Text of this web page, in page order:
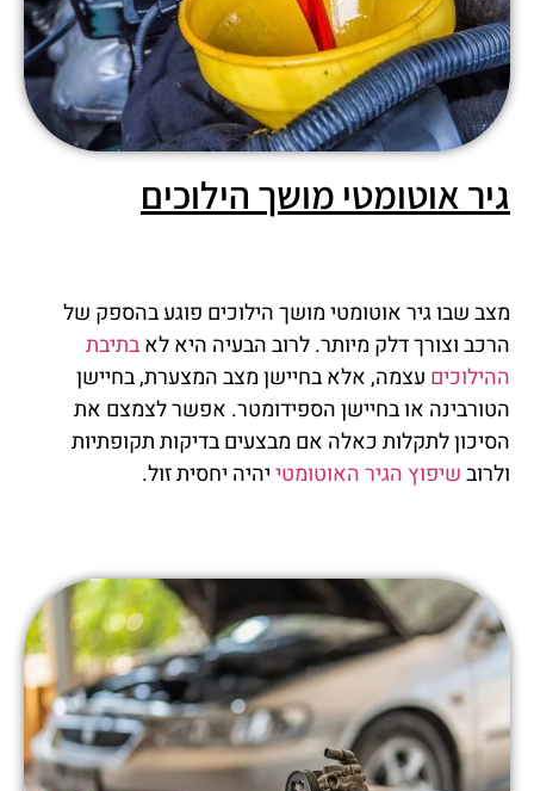
גיר אוטומטי מושך הילוכים
מצב שבו גיר אוטומטי מושך הילוכים פוגע בהספק של
הרכב וצורך דלק מיותר. לרוב הבעיה היא לאבתיבת
ההילוכים עצמה, אלא בחיישן מצב המצערת, בחיישן
הטורבינה או בחיישן הספידומטר. אפשר לצמצם את
הסיכון לתקלות כאלה אם מבצעים בדיקות תקופתיות
ולרובשיפוץ הגיר האוטומטייהיה יחסית זול.